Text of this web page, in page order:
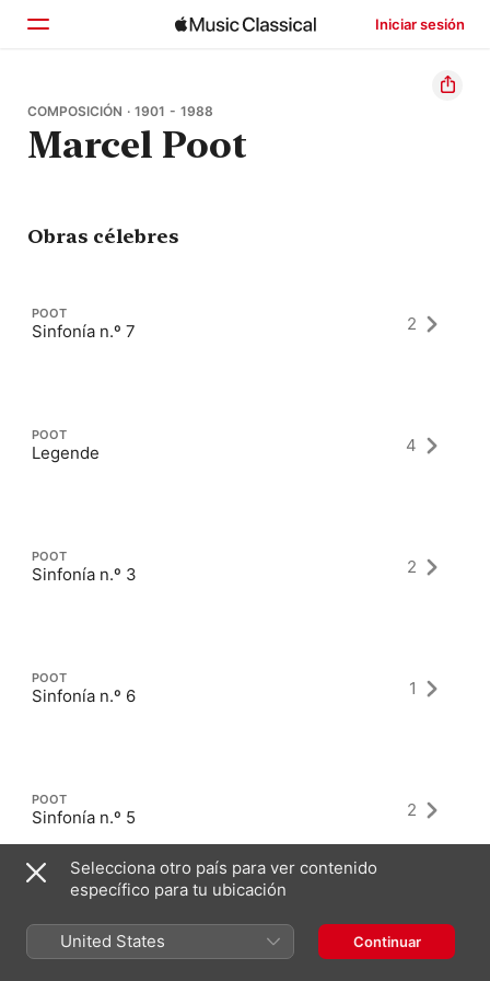
Iniciar sesión
Inicio
Explorar
COMPOSICIÓN · 1901 - 1988
Marcel Poot
Obras célebres
POOT
Sinfonía n.º 7 2
POOT
Legende 4
POOT
Sinfonía n.º 3 2
POOT
Sinfonía n.º 6 1
POOT
Sinfonía n.º 5 2
Selecciona otro país para ver contenido
específico para tu ubicación
United States Continuar